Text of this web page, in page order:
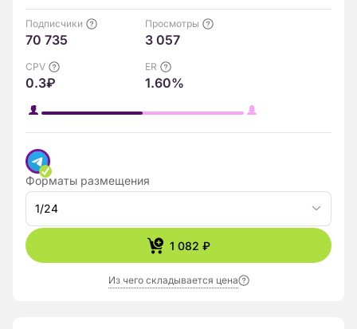
Подписчики
70 735
Просмотры
3 057
CPV
0.3₽
ER
1.60%
Форматы размещения
1/24
1 082 ₽
Из чего складывается цена